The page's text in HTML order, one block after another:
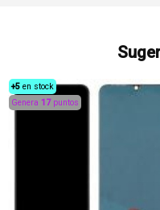
+5 en stock
Genera 17puntos